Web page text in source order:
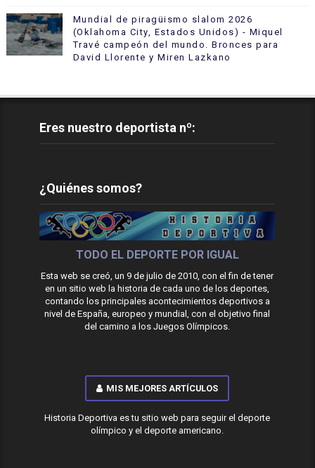
Mundial de piragüismo slalom 2026
(Oklahoma City, Estados Unidos) - Miquel
Travé campeón del mundo. Bronces para
David Llorente y Miren Lazkano
Eres nuestro deportista nº:
¿Quiénes somos?
TODO EL DEPORTE POR IGUAL
Esta web se creó, un 9 de julio de 2010, con el fin de tener
en un sitio web la historia de cada uno de los deportes,
contando los principales acontecimientos deportivos a
nivel de España, europeo y mundial, con el objetivo final
del camino a los Juegos Olímpicos.
MIS MEJORES ARTÍCULOS
Historia Deportiva es tu sitio web para seguir el deporte
olímpico y el deporte americano.